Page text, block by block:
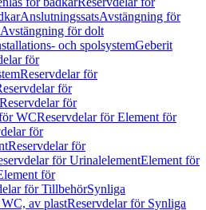
AnslutningssatsAvstängning för
för dolt
och spolsystemGeberit
för
Reservdelar för
för
Reservdelar för
WCReservdelar för Element för
för
Reservdelar för
för UrinalelementElement för
för
för TillbehörSynliga
av plastReservdelar för Synliga